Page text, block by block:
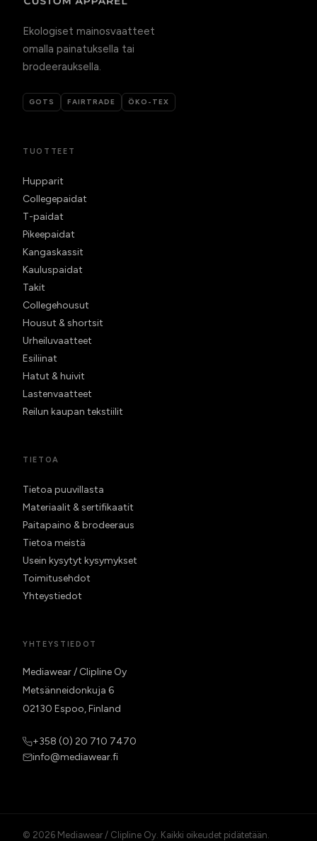
Ekologiset mainosvaatteet
omalla painatuksella tai
brodeerauksella.
GOTS FAIRTRADE ÖKO-TEX
TUOTTEET
Hupparit
Collegepaidat
T-paidat
Pikeepaidat
Kangaskassit
Kauluspaidat
Takit
Collegehousut
Housut & shortsit
Urheiluvaatteet
Esiliinat
Hatut & huivit
Lastenvaatteet
Reilun kaupan tekstiilit
TIETOA
Tietoa puuvillasta
Materiaalit & sertifikaatit
Paitapaino & brodeeraus
Tietoa meistä
Usein kysytyt kysymykset
Toimitusehdot
Yhteystiedot
YHTEYSTIEDOT
Mediawear / Clipline Oy
Metsänneidonkuja 6
02130 Espoo, Finland
+358 (0) 20 710 7470
info@mediawear.fi
© 2026 Mediawear / Clipline Oy. Kaikki oikeudet pidätetään.